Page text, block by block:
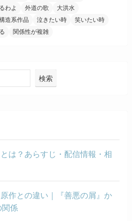
わよ 外道の歌
大洪水
造系作品 泣きたい時
笑いたい時
関係性が複雑
検索
は？あらすじ・配信情報・相
作との違い｜『善悪の屑』か
関係